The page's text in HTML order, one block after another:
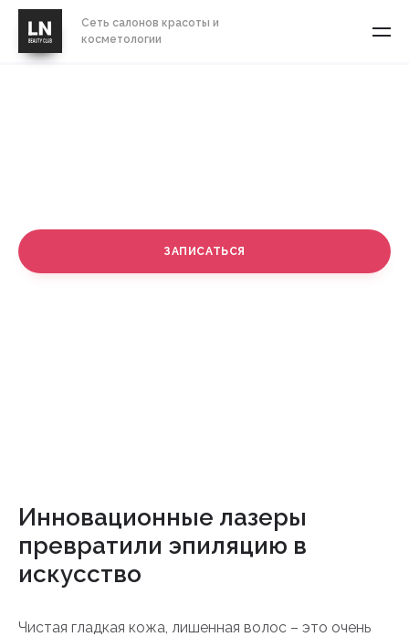
Сеть салонов красоты и
косметологии
ЗАПИСАТЬСЯ
Инновационные лазеры
превратили эпиляцию в
искусство
Чистая гладкая кожа, лишенная волос – это очень